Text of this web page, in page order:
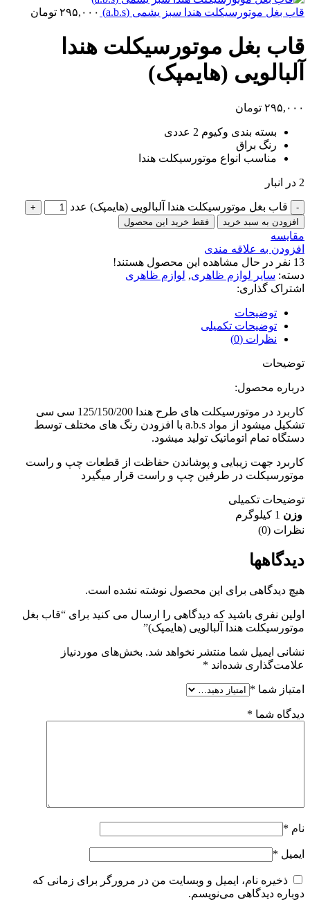
قاب بغل موتورسیکلت هندا سبز یشمی (a.b.s) ۲۹۵,۰۰۰ تومان
قاب بغل موتورسیکلت هندا
آلبالویی (هایمپک)
۲۹۵,۰۰۰ تومان
بسته بندی وکیوم 2 عددی
رنگ براق
مناسب انواع موتورسیکلت هندا
2 در انبار
قاب بغل موتورسیکلت هندا آلبالویی (هایمپک) عدد
افزودن به سبد خرید فقط خرید این محصول
مقایسه
افزودن به علاقه مندی
13 نفر در حال مشاهده این محصول هستند!
دسته: سایر لوازم ظاهری, لوازم ظاهری
اشتراک گذاری:
توضیحات
توضیحات تکمیلی
نظرات (0)
توضیحات
درباره محصول:
کاربرد در موتورسیکلت های طرح هندا 125/150/200 سی سی
تشکیل میشود از مواد a.b.s با افزودن رنگ های مختلف توسط
دستگاه تمام اتوماتیک تولید میشود.
کاربرد جهت زیبایی و پوشاندن حفاظت از قطعات چپ و راست
موتورسیکلت در طرفین چپ و راست قرار میگیرد
توضیحات تکمیلی
وزن 1 کیلوگرم
نظرات (0)
دیدگاهها
هیچ دیدگاهی برای این محصول نوشته نشده است.
اولین نفری باشید که دیدگاهی را ارسال می کنید برای “قاب بغل
موتورسیکلت هندا آلبالویی (هایمپک)”
نشانی ایمیل شما منتشر نخواهد شد. بخش‌های موردنیاز
علامت‌گذاری شده‌اند *
امتیاز شما *
دیدگاه شما *
نام *
ایمیل *
ذخیره نام، ایمیل و وبسایت من در مرورگر برای زمانی که
دوباره دیدگاهی می‌نویسم.